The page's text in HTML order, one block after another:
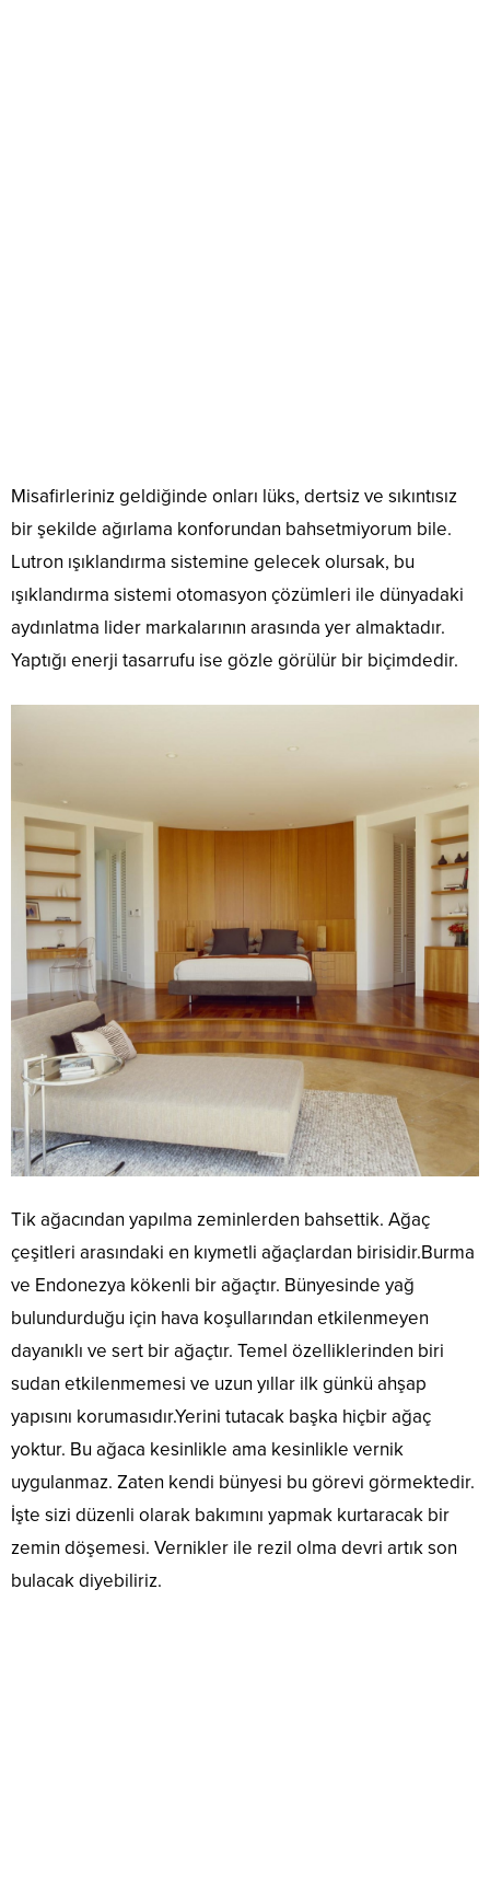
Misafirleriniz geldiğinde onları lüks, dertsiz ve sıkıntısız
bir şekilde ağırlama konforundan bahsetmiyorum bile.
Lutron ışıklandırma sistemine gelecek olursak, bu
ışıklandırma sistemi otomasyon çözümleri ile dünyadaki
aydınlatma lider markalarının arasında yer almaktadır.
Yaptığı enerji tasarrufu ise gözle görülür bir biçimdedir.
Tik ağacından yapılma zeminlerden bahsettik. Ağaç
çeşitleri arasındaki en kıymetli ağaçlardan birisidir.Burma
ve Endonezya kökenli bir ağaçtır. Bünyesinde yağ
bulundurduğu için hava koşullarından etkilenmeyen
dayanıklı ve sert bir ağaçtır. Temel özelliklerinden biri
sudan etkilenmemesi ve uzun yıllar ilk günkü ahşap
yapısını korumasıdır.Yerini tutacak başka hiçbir ağaç
yoktur. Bu ağaca kesinlikle ama kesinlikle vernik
uygulanmaz. Zaten kendi bünyesi bu görevi görmektedir.
İşte sizi düzenli olarak bakımını yapmak kurtaracak bir
zemin döşemesi. Vernikler ile rezil olma devri artık son
bulacak diyebiliriz.